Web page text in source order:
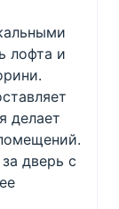
лофта и
делает
дверь с